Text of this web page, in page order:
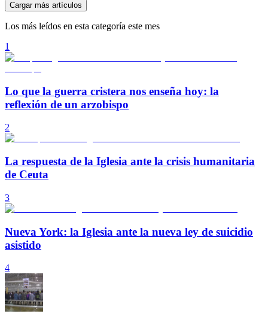
Cargar más artículos
Los más leídos en esta categoría este mes
1
Lo que la guerra cristera nos enseña hoy: la
reflexión de un arzobispo
2
La respuesta de la Iglesia ante la crisis humanitaria
de Ceuta
3
Nueva York: la Iglesia ante la nueva ley de suicidio
asistido
4